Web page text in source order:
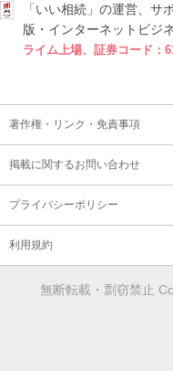
「いい相続」の運営、サ
版・インターネットビジ
ライム上場、証券コード：
著作権・リンク・免責事項
掲載に関するお問い合わせ
プライバシーポリシー
利用規約
無断転載・剽窃禁止